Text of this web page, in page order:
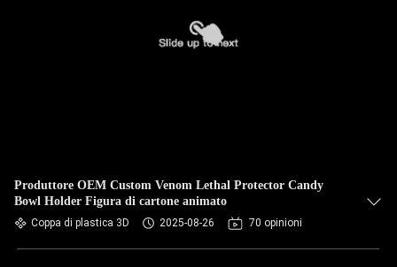
Produttore OEM Custom Venom Lethal Protector Candy
Bowl Holder Figura di cartone animato
Coppa di plastica 3D 2025-08-26 70 opinioni